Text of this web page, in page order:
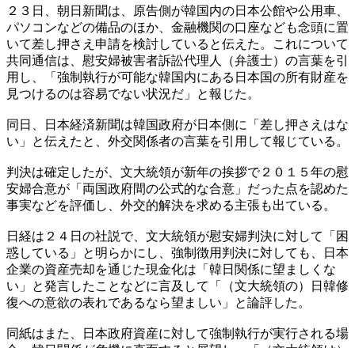
２３日、朝日新聞は、原告側が韓国内の日本公館や公用車、
パソコンなどの備品のほか、金融機関の口座なども念頭に置
いて差し押さえ申請を検討していると伝えた。これについて
共同通信は、慰安婦被害者訴訟代理人（弁護士）の言葉を引
用し、「強制執行が可能な韓国内にある日本国の所有財産を
見つけるのは容易でない状況だ」と報じた。
同日、日本経済新聞は韓国政府が日本側に「差し押さえはな
い」と伝えたと、外交関係者の言葉を引用して報じている。
判決は確定したが、文大統領が新年の挨拶で２０１５年の慰
安婦合意が「両国政府間の公式的な合意」だった点を認めた
事実などを評価し、外交的解決を求める主張も出ている。
日経は２４日の社説で、文大統領が慰安婦判決に対して「困
惑している」と明らかにし、強制徴用判決に対しても、日本
企業の資産売却を通じた現金化は「韓日関係に望ましくな
い」と発言したことなどに言及して「（文大統領の）日韓修
復への意欲の表れであるなら望ましい」と論評した。
同紙はまた、日本政府資産に対して強制執行が実行される場